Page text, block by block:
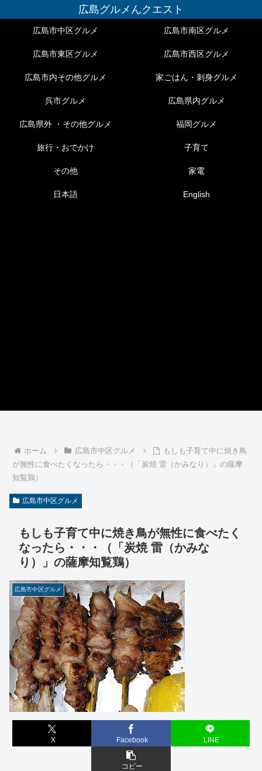
広島グルメんクエスト
広島市中区グルメ 広島市南区グルメ
広島市東区グルメ 広島市西区グルメ
広島市内その他グルメ 家ごはん・刺身グルメ
呉市グルメ 広島県内グルメ
広島県外 ・その他グルメ 福岡グルメ
旅行・おでかけ 子育て
その他 家電
日本語 English
ホーム 広島市中区グルメ
もしも子育て中に焼き鳥
が無性に食べたくなったら・・・（「炭焼 雷（かみなり）」の薩摩
知覧鶏）
広島市中区グルメ
もしも子育て中に焼き鳥が無性に食べたく
なったら・・・（「炭焼 雷（かみな
り）」の薩摩知覧鶏）
広島市中区グルメ
X Facebook LINE
コピー